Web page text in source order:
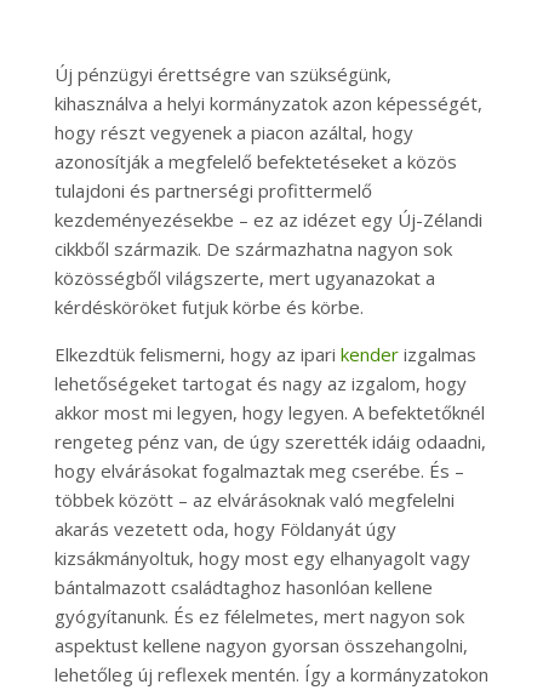
Új pénzügyi érettségre van szükségünk,
kihasználva a helyi kormányzatok azon képességét,
hogy részt vegyenek a piacon azáltal, hogy
azonosítják a megfelelő befektetéseket a közös
tulajdoni és partnerségi profittermelő
kezdeményezésekbe – ez az idézet egy Új-Zélandi
cikkből származik. De származhatna nagyon sok
közösségből világszerte, mert ugyanazokat a
kérdésköröket futjuk körbe és körbe.
Elkezdtük felismerni, hogy az ipari kender izgalmas
lehetőségeket tartogat és nagy az izgalom, hogy
akkor most mi legyen, hogy legyen. A befektetőknél
rengeteg pénz van, de úgy szerették idáig odaadni,
hogy elvárásokat fogalmaztak meg cserébe. És –
többek között – az elvárásoknak való megfelelni
akarás vezetett oda, hogy Földanyát úgy
kizsákmányoltuk, hogy most egy elhanyagolt vagy
bántalmazott családtaghoz hasonlóan kellene
gyógyítanunk. És ez félelmetes, mert nagyon sok
aspektust kellene nagyon gyorsan összehangolni,
lehetőleg új reflexek mentén. Így a kormányzatokon